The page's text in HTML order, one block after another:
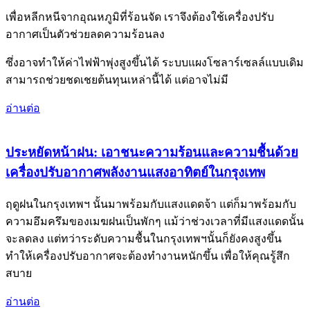
เพื่อหลีกหนีจากอุณหภูมิที่ร้อนจัด เราจึงต้องใช้เครื่องปรับ
อากาศเป็นตัวช่วยลดความร้อนลง
ซึ่งอาจทำให้ค่าไฟฟ้าพุ่งสูงขึ้นได้ ระบบแผงโซลาร์เซลล์แบบเดิม
สามารถช่วยชดเชยต้นทุนเหล่านี้ได้ แต่อาจไม่มี
อ่านต่อ
ประหยัดหน้าฝน: เอาชนะความร้อนและความชื้นด้วย
เครื่องปรับอากาศพลังงานแสงอาทิตย์ในกรุงเทพ
ฤดูฝนในกรุงเทพฯ นั้นมาพร้อมกับแสงแดดจ้า แต่ก็มาพร้อมกับ
ความอึมครึมของเมฆฝนเป็นพักๆ แม้ว่าช่วงเวลาที่มีแสงแดดนั้น
จะลดลง แต่ทว่าระดับความชื้นในกรุงเทพฯนั้นก็ยังคงสูงขึ้น
ทำให้เครื่องปรับอากาศจะต้องทำงานหนักขึ้น เพื่อให้คุณรู้สึก
สบาย
อ่านต่อ